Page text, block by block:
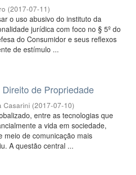
(2017-07-11)
o uso abusivo do instituto da
jurídica com foco no § 5º do
do Consumidor e seus reflexos
de estímulo ...
de Propriedade
Casarini (2017-07-10)
entre as tecnologias que
a vida em sociedade,
meio de comunicação mais
A questão central ...